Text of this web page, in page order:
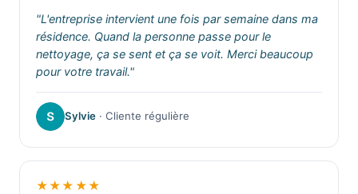
"L'entreprise intervient une fois par semaine dans ma
résidence. Quand la personne passe pour le
nettoyage, ça se sent et ça se voit. Merci beaucoup
pour votre travail."
Sylvie · Cliente régulière
★★★★★